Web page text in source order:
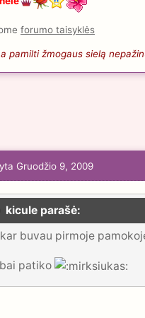
forumo taisyklės
pamilti žmogaus sielą
Gruodžio 9, 2009
kicule parašė:
buvau pirmoje
patiko